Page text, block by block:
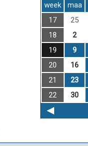
week maa
17
25
18
2
19
9
20
16
21
23
22
30